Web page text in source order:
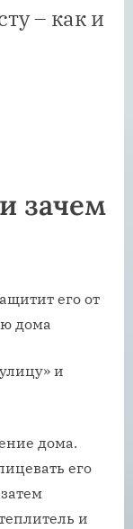
– как и
зачем
и
дома.
его
и